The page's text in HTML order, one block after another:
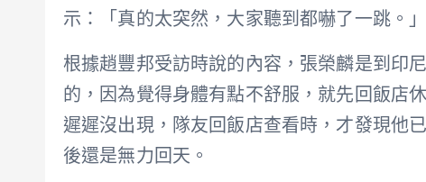
示：「真的太突然，大家聽到都嚇了一跳。」
根據趙豐邦受訪時說的內容，張榮麟是到印
的，因為覺得身體有點不舒服，就先回飯店
遲遲沒出現，隊友回飯店查看時，才發現他
後還是無力回天。